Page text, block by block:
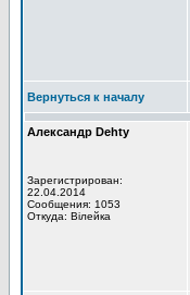
Вернуться к началу
Александр Dehty
Зарегистрирован:
22.04.2014
Сообщения: 1053
Откуда: Вiлейка